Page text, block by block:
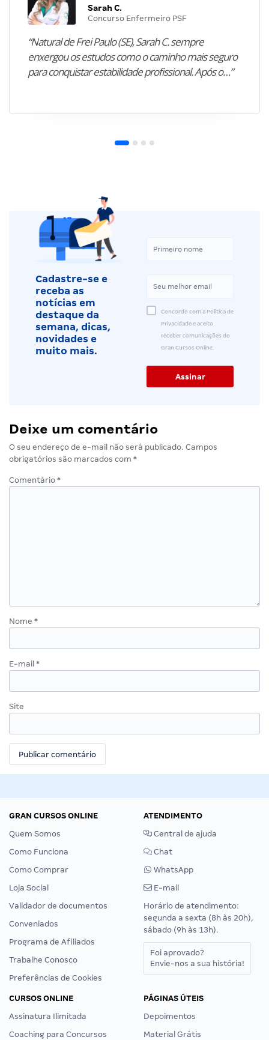
Sarah C.
Concurso Enfermeiro PSF
“Natural de Frei Paulo (SE), Sarah C. sempre
enxergou os estudos como o caminho mais seguro
para conquistar estabilidade profissional. Após o…”
Cadastre-se e
receba as
notícias em
destaque da
semana, dicas,
novidades e
muito mais.
Concordo com a Política de
Privacidade e aceito
receber comunicações do
Gran Cursos Online.
Deixe um comentário
O seu endereço de e-mail não será publicado. Campos
obrigatórios são marcados com *
Comentário *
Nome *
E-mail *
Site
GRAN CURSOS ONLINE
Quem Somos
Como Funciona
Como Comprar
Loja Social
Validador de documentos
Conveniados
Programa de Afiliados
Trabalhe Conosco
Preferências de Cookies
ATENDIMENTO
Central de ajuda
Chat
WhatsApp
E-mail
Horário de atendimento:
segunda a sexta (8h às 20h),
sábado (9h às 13h).
Foi aprovado?
Envie-nos a sua história!
CURSOS ONLINE
Assinatura Ilimitada
Coaching para Concursos
PÁGINAS ÚTEIS
Depoimentos
Material Grátis